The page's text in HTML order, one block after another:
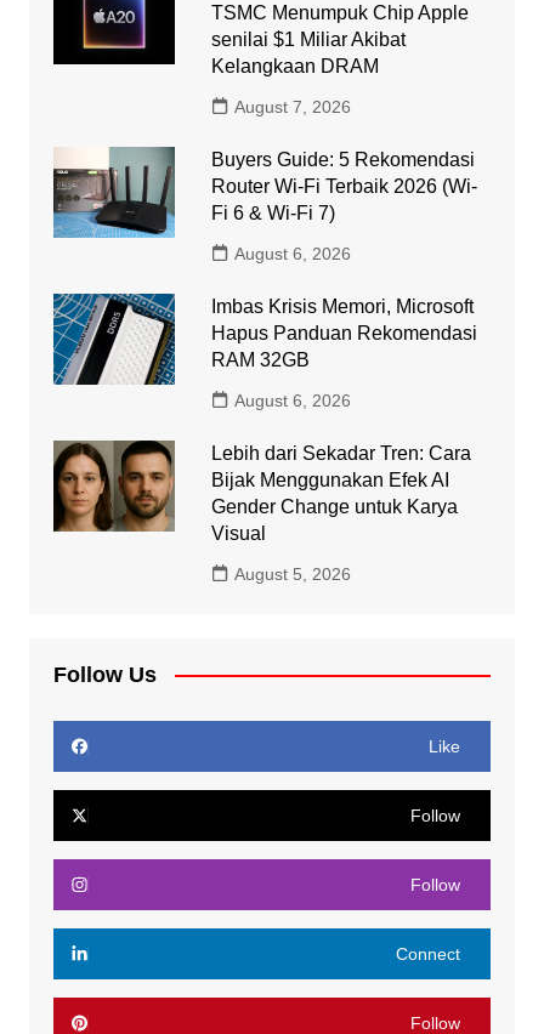
TSMC Menumpuk Chip Apple
senilai $1 Miliar Akibat
Kelangkaan DRAM
August 7, 2026
Buyers Guide: 5 Rekomendasi
Router Wi-Fi Terbaik 2026 (Wi-
Fi 6 & Wi-Fi 7)
August 6, 2026
Imbas Krisis Memori, Microsoft
Hapus Panduan Rekomendasi
RAM 32GB
August 6, 2026
Lebih dari Sekadar Tren: Cara
Bijak Menggunakan Efek AI
Gender Change untuk Karya
Visual
August 5, 2026
Follow Us
Like
Follow
Follow
Connect
Follow